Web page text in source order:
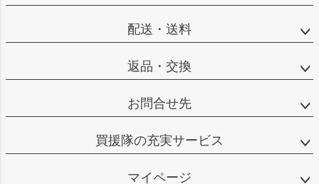
配送・送料
返品・交換
お問合せ先
買援隊の充実サービス
マイページ